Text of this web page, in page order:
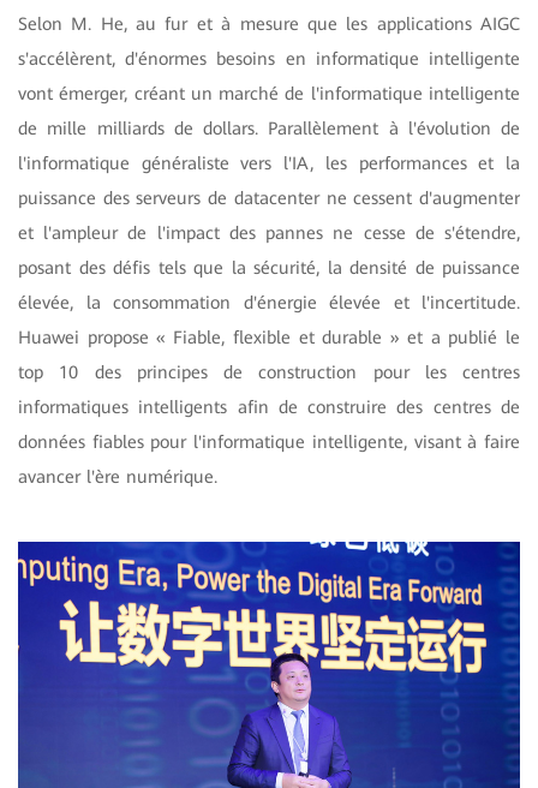
Selon M. He, au fur et à mesure que les applications AIGC
s'accélèrent, d'énormes besoins en informatique intelligente
vont émerger, créant un marché de l'informatique intelligente
de mille milliards de dollars. Parallèlement à l'évolution de
l'informatique généraliste vers l'IA, les performances et la
puissance des serveurs de datacenter ne cessent d'augmenter
et l'ampleur de l'impact des pannes ne cesse de s'étendre,
posant des défis tels que la sécurité, la densité de puissance
élevée, la consommation d'énergie élevée et l'incertitude.
Huawei propose « Fiable, flexible et durable » et a publié le
top 10 des principes de construction pour les centres
informatiques intelligents afin de construire des centres de
données fiables pour l'informatique intelligente, visant à faire
avancer l'ère numérique.